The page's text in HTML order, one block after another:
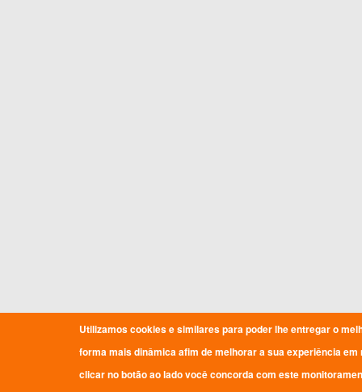
Utilizamos cookies e similares para poder lhe entregar o
forma mais dinâmica afim de melhorar a sua experiência
clicar no botão ao lado você concorda com este